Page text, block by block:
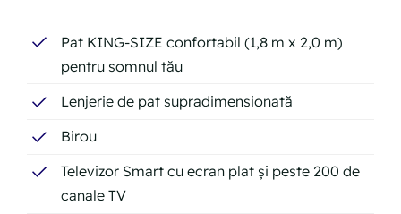
Pat KING-SIZE confortabil (1,8 m x 2,0 m)
pentru somnul tău
Lenjerie de pat supradimensionată
Birou
Televizor Smart cu ecran plat și peste 200 de
canale TV